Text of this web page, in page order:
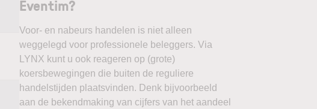
Eventim?
Voor- en nabeurs handelen is niet alleen
weggelegd voor professionele beleggers. Via
LYNX kunt u ook reageren op (grote)
koersbewegingen die buiten de reguliere
handelstijden plaatsvinden. Denk bijvoorbeeld
aan de bekendmaking van cijfers van het aandeel